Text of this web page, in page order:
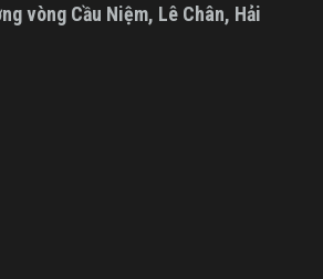
vòng Cầu Niệm, Lê Chân, Hải